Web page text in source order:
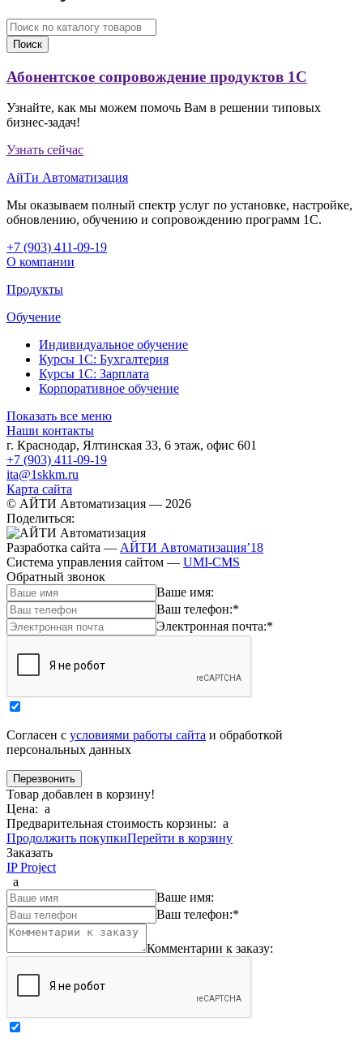
Поиск
Абонентское сопровождение продуктов 1C
Узнайте, как мы можем помочь Вам в решении типовых
бизнес-задач!
Узнать сейчас
АйТи Автоматизация
Мы оказываем полный спектр услуг по установке, настройке,
обновлению, обучению и сопровождению программ 1С.
+7 (903) 411-09-19
О компании
Продукты
Обучение
Индивидуальное обучение
Курсы 1С: Бухгалтерия
Курсы 1С: Зарплата
Корпоративное обучение
Показать все меню
Наши контакты
г. Краснодар, Ялтинская 33, 6 этаж, офис 601
+7 (903) 411-09-19
ita@1skkm.ru
Карта сайта
© АЙТИ Автоматизация — 2026
Поделиться:
Разработка сайта — АЙТИ Автоматизация’18
Система управления сайтом — UMI-CMS
Обратный звонок
Ваше имя:
Ваш телефон:*
Электронная почта:*
Согласен с условиями работы сайта и обработкой
персональных данных
Товар добавлен в корзину!
Цена: a
Предварительная стоимость корзины: a
Продолжить покупкиПерейти в корзину
Заказать
IP Project
a
Ваше имя:
Ваш телефон:*
Комментарии к заказу: